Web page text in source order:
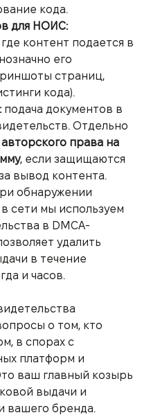
кода.
для НОИС:
контент подается в
его
страниц,
кода).
подача документов в
Отдельно
права на
, если защищаются
вывод контента.
обнаружении
сети мы используем
в DMCA-
удалить
в течение
и часов.
о том, кто
в спорах с
платформ и
ваш главный козырь
выдачи и
вашего бренда.